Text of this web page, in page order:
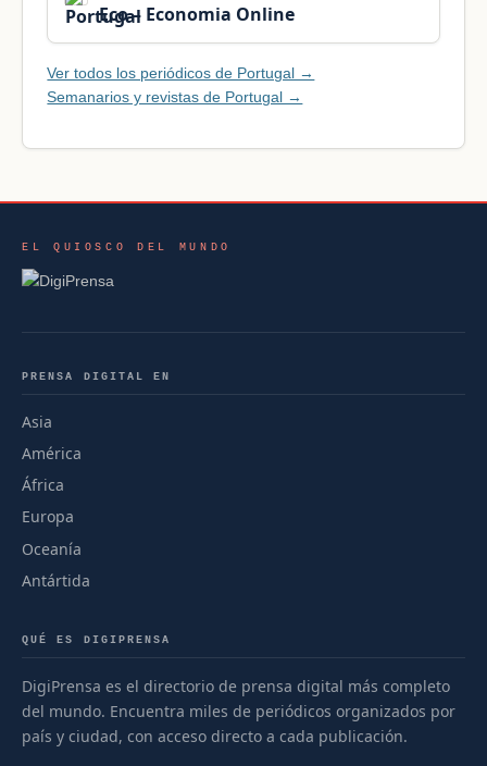
Eco – Economia Online
Ver todos los periódicos de Portugal →
Semanarios y revistas de Portugal →
EL QUIOSCO DEL MUNDO
PRENSA DIGITAL EN
Asia
América
África
Europa
Oceanía
Antártida
QUÉ ES DIGIPRENSA
DigiPrensa es el directorio de prensa digital más completo
del mundo. Encuentra miles de periódicos organizados por
país y ciudad, con acceso directo a cada publicación.